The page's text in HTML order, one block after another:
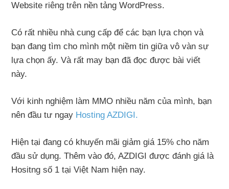
Website riêng trên nền tảng WordPress.
Có rất nhiều nhà cung cấp để các bạn lựa chọn và
bạn đang tìm cho mình một niềm tin giữa vô vàn sự
lựa chọn ấy. Và rất may bạn đã đọc được bài viết
này.
Với kinh nghiệm làm MMO nhiều năm của mình, bạn
nên đầu tư ngay Hosting AZDIGI.
Hiện tại đang có khuyến mãi giảm giá 15% cho năm
đầu sử dụng. Thêm vào đó, AZDIGI được đánh giá là
Hositng số 1 tại Việt Nam hiện nay.